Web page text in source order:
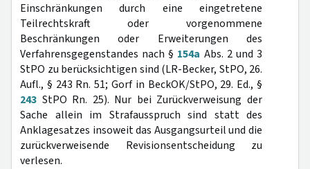
Einschränkungen durch eine eingetretene
Teilrechtskraft oder vorgenommene
Beschränkungen oder Erweiterungen des
Verfahrensgegenstandes nach § 154a Abs. 2 und 3
StPO zu berücksichtigen sind (LR-Becker, StPO, 26.
Aufl., § 243 Rn. 51; Gorf in BeckOK/StPO, 29. Ed., §
243 StPO Rn. 25). Nur bei Zurückverweisung der
Sache allein im Strafausspruch sind statt des
Anklagesatzes insoweit das Ausgangsurteil und die
zurückverweisende Revisionsentscheidung zu
verlesen.